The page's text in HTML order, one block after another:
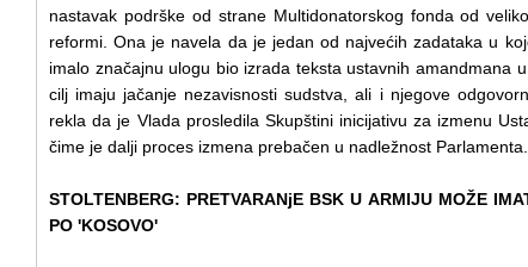
nastavak podrške od strane Multidonatorskog fonda od
reformi. Ona je navela da je jedan od najvećih zadataka u
imalo značajnu ulogu bio izrada teksta ustavnih amandmana
cilj imaju jačanje nezavisnosti sudstva, ali i njegove
rekla da je Vlada prosledila Skupštini inicijativu za izmenu
čime je dalji proces izmena prebačen u nadležnost Parlamenta.
STOLTENBERG: PRETVARANjE BSK U ARMIJU MOŽE
PO 'KOSOVO'